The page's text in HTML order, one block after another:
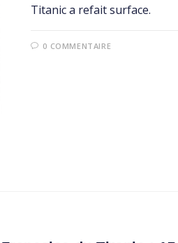
Titanic a refait surface.
0 COMMENTAIRE